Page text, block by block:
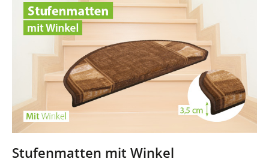
Stufenmatten mit Winkel